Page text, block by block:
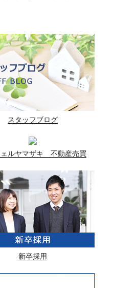
スタッフブログ
ェルヤマザキ 不動産売買
新卒採用